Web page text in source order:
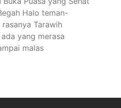
Halo teman-
Tarawih
yang merasa
malas